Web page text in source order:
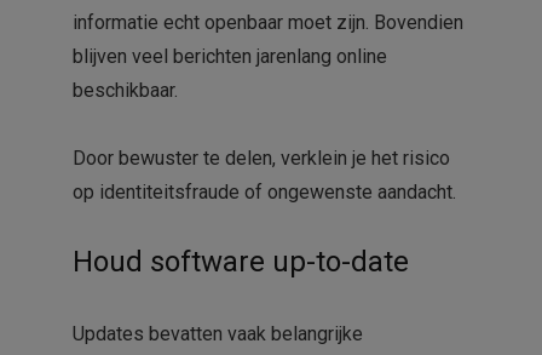
informatie echt openbaar moet zijn. Bovendien
blijven veel berichten jarenlang online
beschikbaar.
Door bewuster te delen, verklein je het risico
op identiteitsfraude of ongewenste aandacht.
Houd software up-to-date
Updates bevatten vaak belangrijke